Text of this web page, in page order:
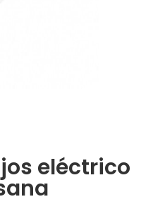
eléctrico